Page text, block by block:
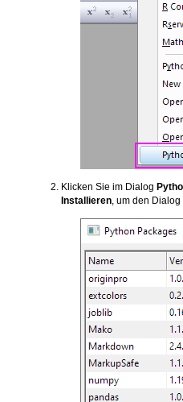
Klicken Sie im Dialog
Installieren , um den Dialog